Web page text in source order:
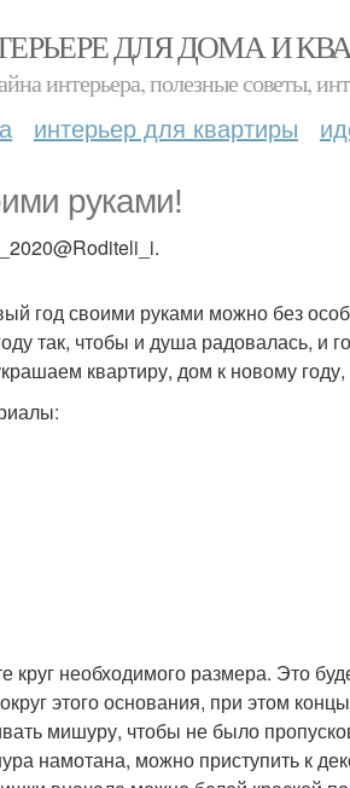
ДЛЯ ДОМА И
интерьера, полезные советы,
интерьер для квартиры
руками!
год своими руками можно без
так, чтобы и душа радовалась, и
квартиру, дом к новому
круг необходимого размера. Это
этого основания, при этом
мишуру, чтобы не было
намотана, можно приступить к